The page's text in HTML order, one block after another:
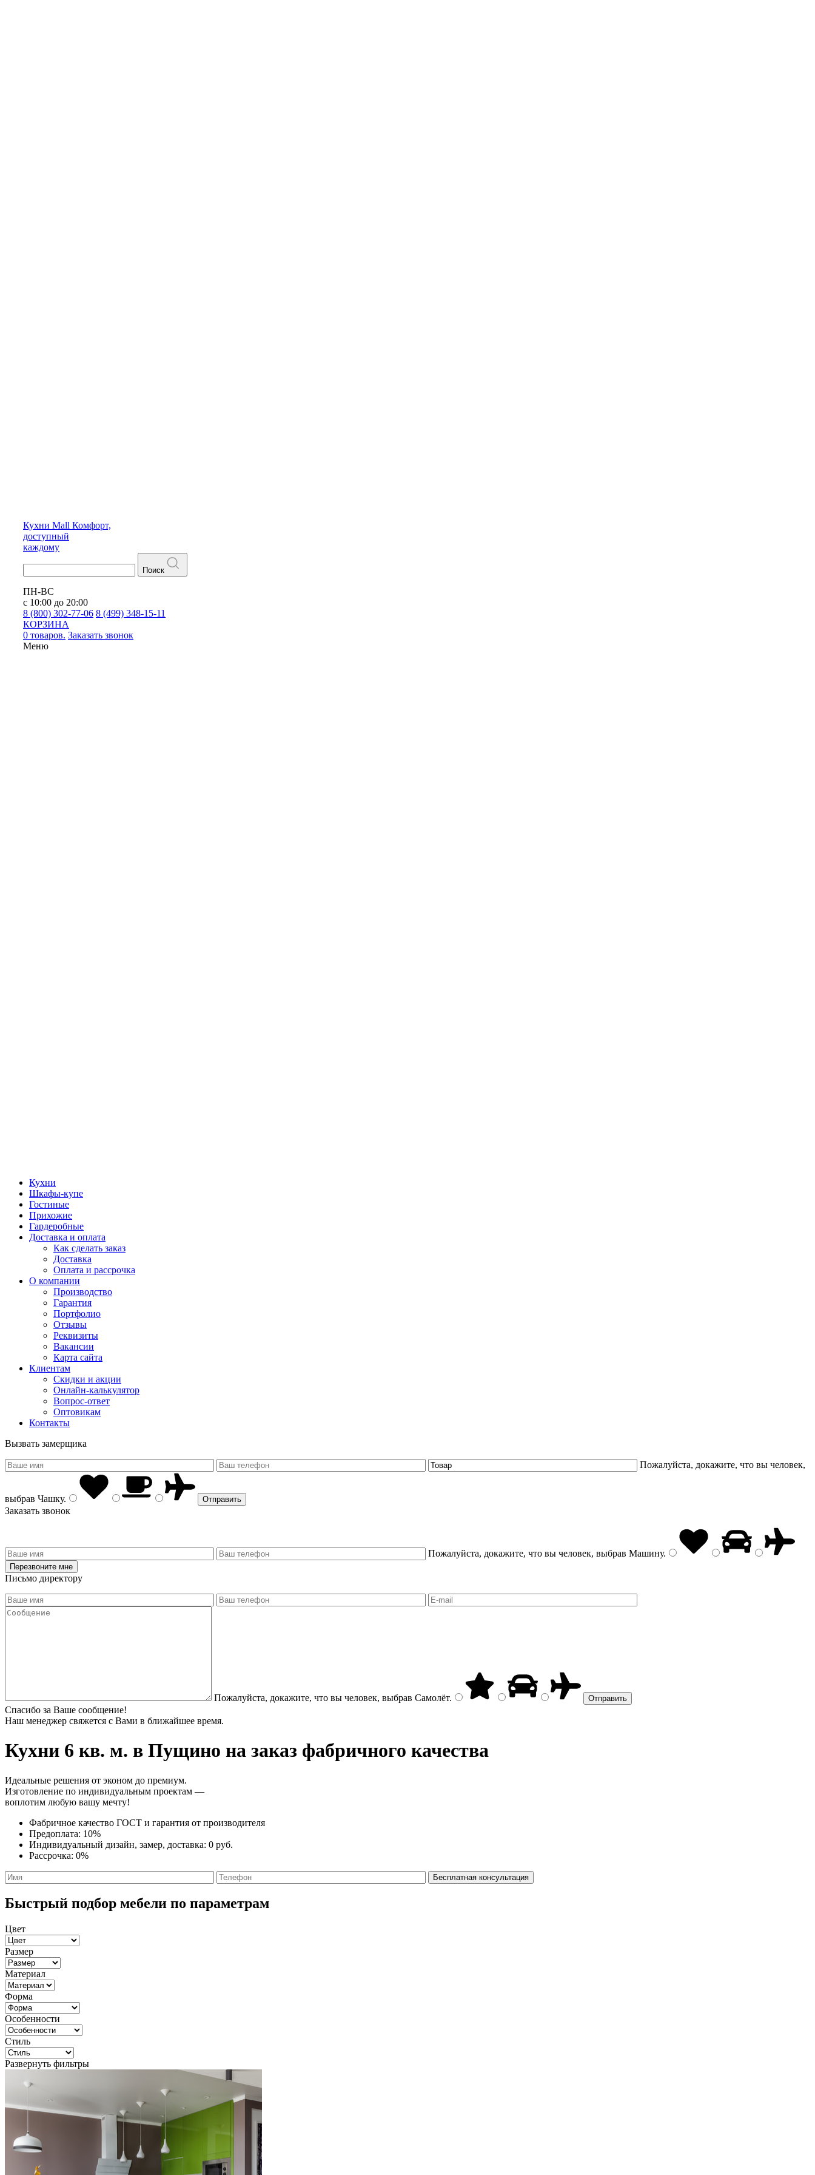
Кухни Mall Комфорт,
доступный
каждому
Поиск
ПН-ВС
с 10:00 до 20:00
8 (800) 302-77-06 8 (499) 348-15-11
КОРЗИНА
0 товаров. Заказать звонок
Меню
Кухни
Шкафы-купе
Гостиные
Прихожие
Гардеробные
Доставка и оплата
Как сделать заказ
Доставка
Оплата и рассрочка
О компании
Производство
Гарантия
Портфолио
Отзывы
Реквизиты
Вакансии
Карта сайта
Клиентам
Скидки и акции
Онлайн-калькулятор
Вопрос-ответ
Оптовикам
Контакты
Вызвать замерщика
Пожалуйста, докажите, что вы человек,
выбрав Чашку.
Заказать звонок
Пожалуйста, докажите, что вы человек, выбрав Машину.
Письмо директору
Пожалуйста, докажите, что вы человек, выбрав Самолёт.
Спасибо за Ваше сообщение!
Наш менеджер свяжется с Вами в ближайшее время.
Кухни 6 кв. м. в Пущино на заказ фабричного качества
Идеальные решения от эконом до премиум.
Изготовление по индивидуальным проектам —
воплотим любую вашу мечту!
Фабричное качество ГОСТ и гарантия от производителя
Предоплата: 10%
Индивидуальный дизайн, замер, доставка: 0 руб.
Рассрочка: 0%
Быстрый подбор мебели по параметрам
Цвет
Размер
Материал
Форма
Особенности
Стиль
Развернуть фильтры